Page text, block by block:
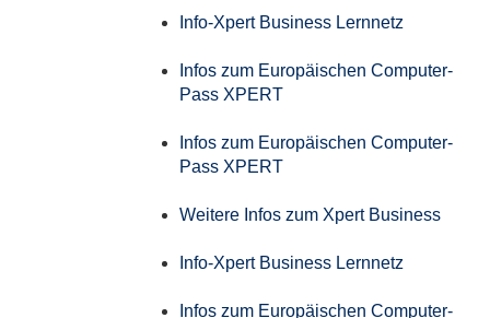
Info-Xpert Business Lernnetz
Infos zum Europäischen Computer-
Pass XPERT
Infos zum Europäischen Computer-
Pass XPERT
Weitere Infos zum Xpert Business
Info-Xpert Business Lernnetz
Infos zum Europäischen Computer-